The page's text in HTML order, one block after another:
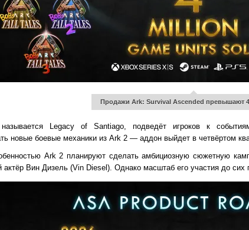
Продажи Ark: Survival Ascended превышают
Legacy of Santiago, подведёт игроков к
новые боевые механики из Ark 2 — аддон выйдет в четвёртом
Ark 2 планируют сделать амбициозную сюжетную
актёр Вин Дизель (Vin Diesel). Однако масштаб его участия до сих